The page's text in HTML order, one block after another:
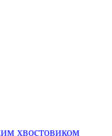
хвостовиком